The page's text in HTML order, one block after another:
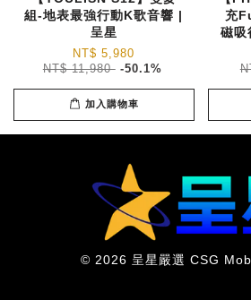
組-地表最強行動K歌音響 |
呈星
NT$ 5,980
NT$ 11,980 -50.1%
加入購物車
充
磁吸
© 2026 呈星嚴選 CSG